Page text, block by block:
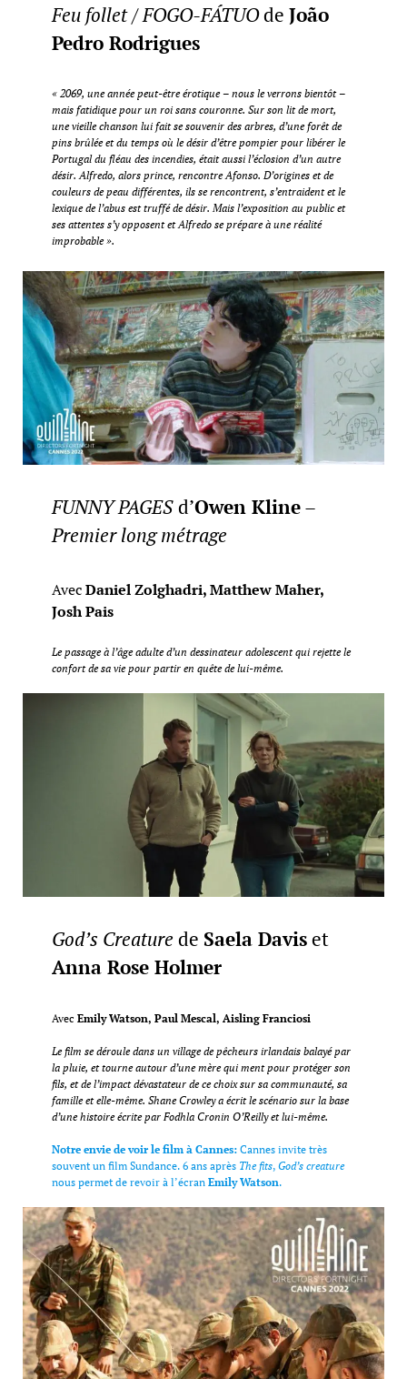
Feu follet/FOGO-FÁTUOde João
Pedro Rodrigues
« 2069, une année peut-être érotique – nous le verrons bientôt –
mais fatidique pour un roi sans couronne. Sur son lit de mort,
une vieille chanson lui fait se souvenir des arbres, d’une forêt de
pins brûlée et du temps où le désir d’être pompier pour libérer le
Portugal du fléau des incendies, était aussi l’éclosion d’un autre
désir. Alfredo, alors prince, rencontre Afonso. D’origines et de
couleurs de peau différentes, ils se rencontrent, s’entraident et le
lexique de l’abus est truffé de désir. Mais l’exposition au public et
ses attentes s’y opposent et Alfredo se prépare à une réalité
improbable ».
FUNNY PAGES d’Owen Kline–
Premier long métrage
AvecDaniel Zolghadri, Matthew Maher,
Josh Pais
Le passage à l’âge adulte d’un dessinateur adolescent qui rejette le
confort de sa vie pour partir en quête de lui-même.
God’s Creature de Saela Daviset
Anna Rose Holmer
Avec Emily Watson, Paul Mescal, Aisling Franciosi
Le film se déroule dans un village de pêcheurs irlandais balayé par
la pluie, et tourne autour d’une mère qui ment pour protéger son
fils, et de l’impact dévastateur de ce choix sur sa communauté, sa
famille et elle-même. Shane Crowley a écrit le scénario sur la base
d’une histoire écrite par Fodhla Cronin O’Reilly et lui-même.
Notre envie de voir le film à Cannes:Cannes invite très
souvent un film Sundance. 6 ans après The fits, God’s creature
nous permet de revoir à l’écran Emily Watson.